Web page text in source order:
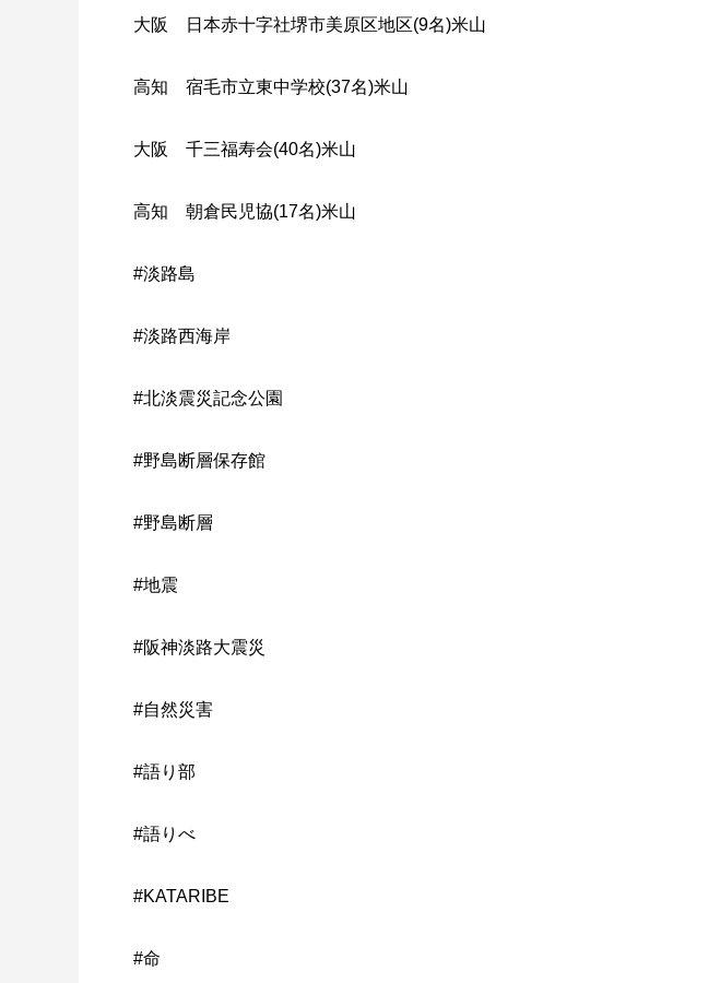
大阪 日本赤十字社堺市美原区地区(9名)米山
高知 宿毛市立東中学校(37名)米山
大阪 千三福寿会(40名)米山
高知 朝倉民児協(17名)米山
#淡路島
#淡路西海岸
#北淡震災記念公園
#野島断層保存館
#野島断層
#地震
#阪神淡路大震災
#自然災害
#語り部
#語りべ
#KATARIBE
#命